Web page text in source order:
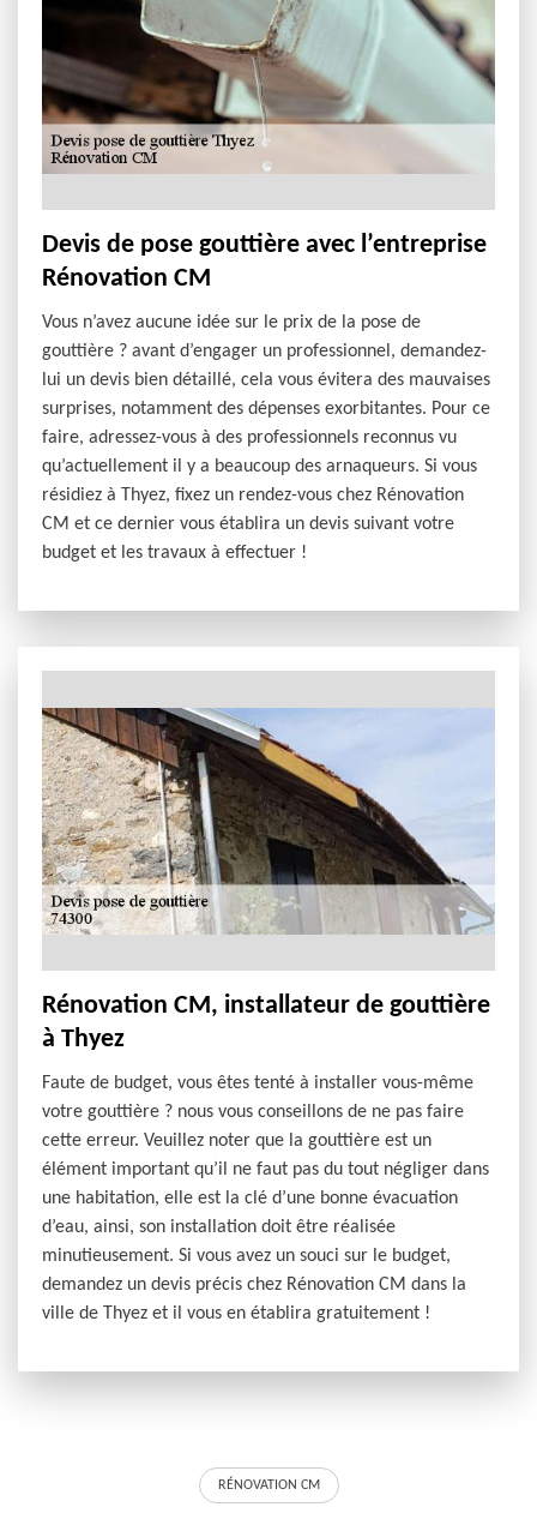
Devis de pose gouttière avec l’entreprise
Rénovation CM
Vous n’avez aucune idée sur le prix de la pose de
gouttière ? avant d’engager un professionnel, demandez-
lui un devis bien détaillé, cela vous évitera des mauvaises
surprises, notamment des dépenses exorbitantes. Pour ce
faire, adressez-vous à des professionnels reconnus vu
qu’actuellement il y a beaucoup des arnaqueurs. Si vous
résidiez à Thyez, fixez un rendez-vous chez Rénovation
CM et ce dernier vous établira un devis suivant votre
budget et les travaux à effectuer !
Rénovation CM, installateur de gouttière
à Thyez
Faute de budget, vous êtes tenté à installer vous-même
votre gouttière ? nous vous conseillons de ne pas faire
cette erreur. Veuillez noter que la gouttière est un
élément important qu’il ne faut pas du tout négliger dans
une habitation, elle est la clé d’une bonne évacuation
d’eau, ainsi, son installation doit être réalisée
minutieusement. Si vous avez un souci sur le budget,
demandez un devis précis chez Rénovation CM dans la
ville de Thyez et il vous en établira gratuitement !
RÉNOVATION CM